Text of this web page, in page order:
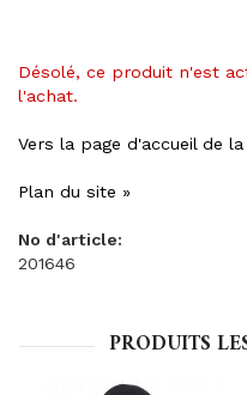
Désolé, ce produit n'est
l'achat.
Vers la page d'accueil de
Plan du site »
No d'article:
201646
PRODUITS